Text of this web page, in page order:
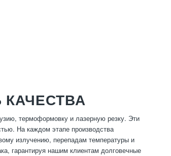
термоформовку и лазерную резку. Эти
На каждом этапе производства
излучению, перепадам температуры и
гарантируя нашим клиентам долговечные